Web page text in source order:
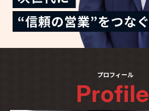
プロフィール
Profile